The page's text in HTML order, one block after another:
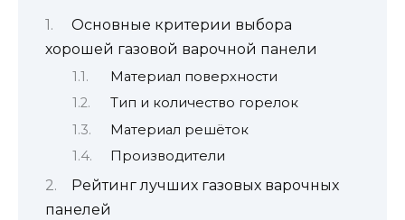
Основные критерии выбора
хорошей газовой варочной панели
Материал поверхности
Тип и количество горелок
Материал решёток
Производители
Рейтинг лучших газовых варочных
панелей